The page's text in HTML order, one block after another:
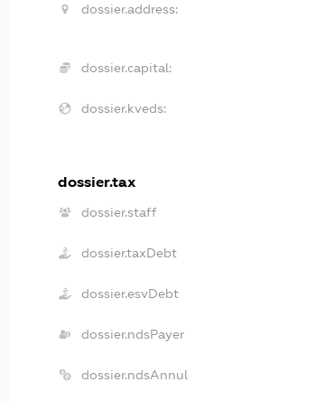
dossier.address:
dossier.capital:
dossier.kveds:
dossier.tax
dossier.staff
dossier.taxDebt
dossier.esvDebt
dossier.ndsPayer
dossier.ndsAnnul